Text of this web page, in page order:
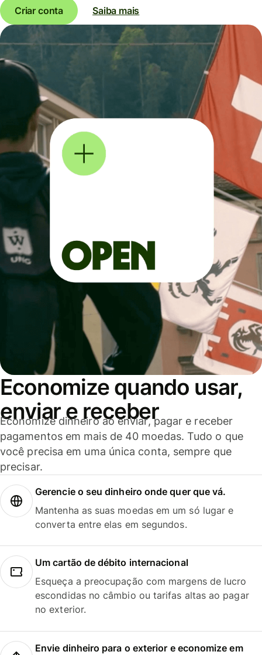
Criar conta
Saiba mais
Economize quando usar,
enviar e receber
Economize dinheiro ao enviar, pagar e receber
pagamentos em mais de 40 moedas. Tudo o que
você precisa em uma única conta, sempre que
precisar.
Gerencie o seu dinheiro onde quer que vá.
Mantenha as suas moedas em um só lugar e
converta entre elas em segundos.
Um cartão de débito internacional
Esqueça a preocupação com margens de lucro
escondidas no câmbio ou tarifas altas ao pagar
no exterior.
Envie dinheiro para o exterior e economize em